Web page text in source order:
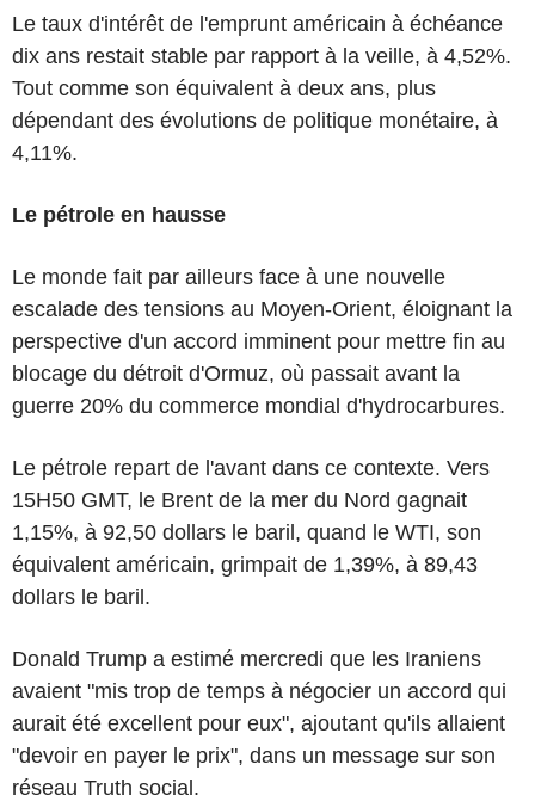
Le taux d'intérêt de l'emprunt américain à échéance
dix ans restait stable par rapport à la veille, à 4,52%.
Tout comme son équivalent à deux ans, plus
dépendant des évolutions de politique monétaire, à
4,11%.
Le pétrole en hausse
Le monde fait par ailleurs face à une nouvelle
escalade des tensions au Moyen-Orient, éloignant la
perspective d'un accord imminent pour mettre fin au
blocage du détroit d'Ormuz, où passait avant la
guerre 20% du commerce mondial d'hydrocarbures.
Le pétrole repart de l'avant dans ce contexte. Vers
15H50 GMT, le Brent de la mer du Nord gagnait
1,15%, à 92,50 dollars le baril, quand le WTI, son
équivalent américain, grimpait de 1,39%, à 89,43
dollars le baril.
Donald Trump a estimé mercredi que les Iraniens
avaient "mis trop de temps à négocier un accord qui
aurait été excellent pour eux", ajoutant qu'ils allaient
"devoir en payer le prix", dans un message sur son
réseau Truth social.